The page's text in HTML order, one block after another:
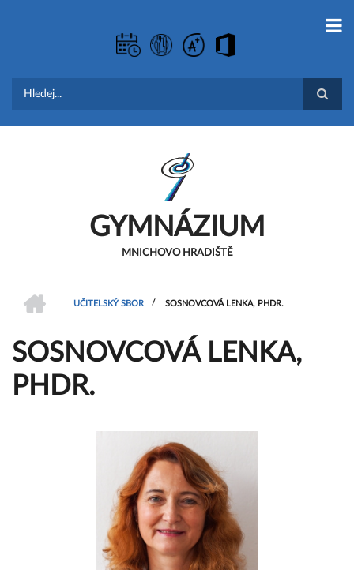
GYMNÁZIUM
MNICHOVO HRADIŠTĚ
DROBEČKOVÁ
NAVIGACE
UČITELSKÝ SBOR
/ SOSNOVCOVÁ LENKA, PHDR.
SOSNOVCOVÁ LENKA,
PHDR.